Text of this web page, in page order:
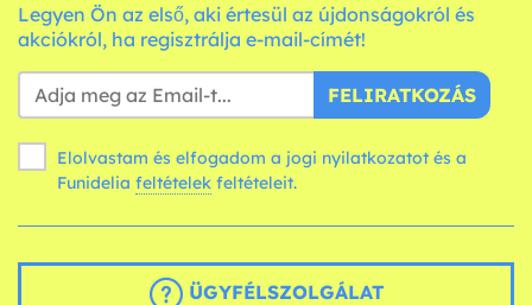
Legyen Ön az első, aki értesül az újdonságokról és
akciókról, ha regisztrálja e-mail-címét!
FELIRATKOZÁS
Elolvastam és elfogadom a jogi nyilatkozatot és a
Funidelia feltételek feltételeit.
ÜGYFÉLSZOLGÁLAT